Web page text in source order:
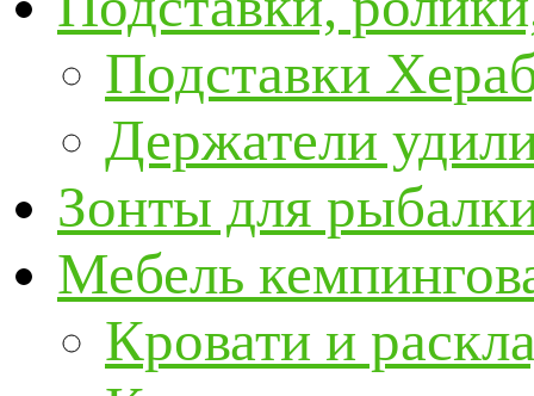
Подставки
Держатели
Зонты для
Мебель
Кровати и